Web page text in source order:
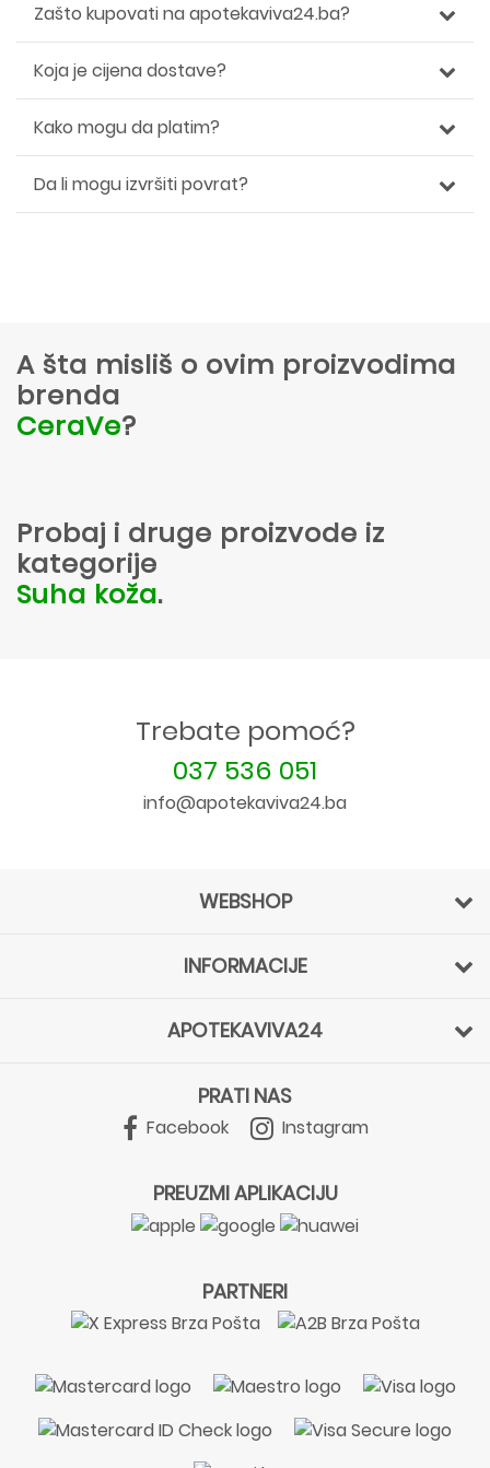
Zašto kupovati na apotekaviva24.ba?
Koja je cijena dostave?
Kako mogu da platim?
Da li mogu izvršiti povrat?
A šta misliš o ovim proizvodima
brenda
CeraVe?
Probaj i druge proizvode iz
kategorije
Suha koža.
Trebate pomoć?
037 536 051
info@apotekaviva24.ba
WEBSHOP
INFORMACIJE
APOTEKAVIVA24
PRATI NAS
Facebook Instagram
PREUZMI APLIKACIJU
PARTNERI